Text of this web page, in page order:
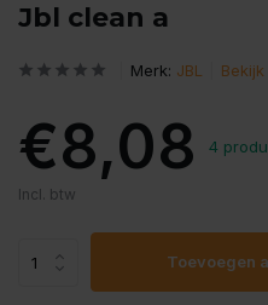
Jbl clean a
Merk: JBL
€8,08 4
Incl. btw
Toevoegen